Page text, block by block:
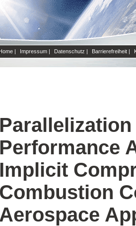
| Impressum | Datenschutz | Barrierefreiheit |
Parallelization
Performance
Implicit
Combustion
Aerospace